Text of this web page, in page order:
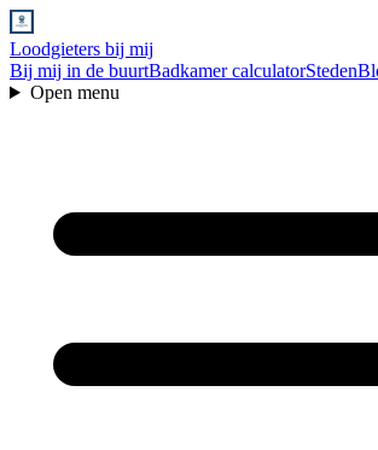
Loodgieters bij mij
Bij mij in de buurtBadkamer calculatorSteden
Open menu